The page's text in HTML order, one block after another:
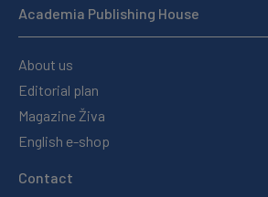
Academia Publishing House
About us
Editorial plan
Magazine Živa
English e-shop
Contact